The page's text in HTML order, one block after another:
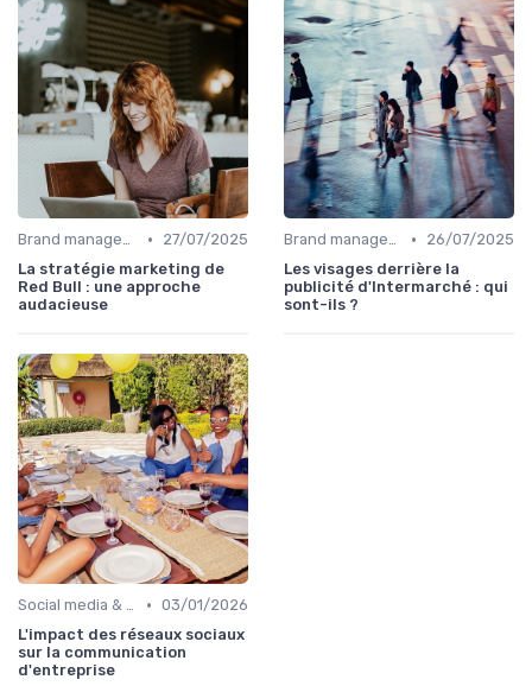
Brand management & branding •
27/07/2025
La stratégie marketing de
Red Bull : une approche
audacieuse
Brand management & branding •
26/07/2025
Les visages derrière la
publicité d'Intermarché : qui
sont-ils ?
Social media & e-réputation • 03/01/2026
L'impact des réseaux sociaux
sur la communication
d'entreprise